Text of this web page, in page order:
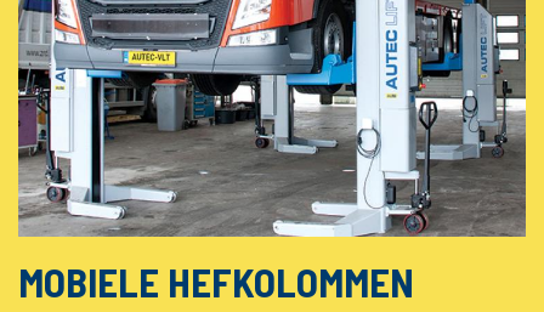
MOBIELE HEFKOLOMMEN